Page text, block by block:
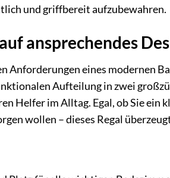
und griffbereit aufzubewahren.
ansprechendes
Anforderungen eines modernen
Aufteilung in zwei
Helfer im Alltag. Egal, ob Sie
wollen – dieses Regal